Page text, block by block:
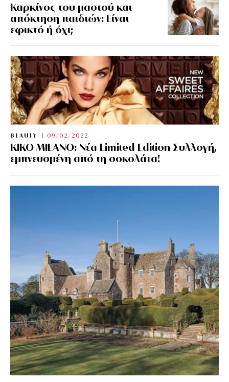
Καρκίνος του μαστού και
απόκτηση παιδιών: Είναι
εφικτό ή όχι;
BEAUTY 09/02/2022
KIKO MILANO: Νέα Limited Edition Συλλογή,
εμπνευσμένη από τη σοκολάτα!